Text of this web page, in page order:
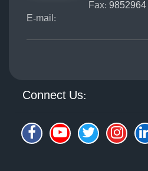
Fax: 9852964
E-mail:
Connect Us: